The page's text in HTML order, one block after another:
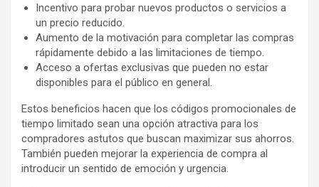
Incentivo para probar nuevos productos o servicios a
un precio reducido.
Aumento de la motivación para completar las compras
rápidamente debido a las limitaciones de tiempo.
Acceso a ofertas exclusivas que pueden no estar
disponibles para el público en general.
Estos beneficios hacen que los códigos promocionales de
tiempo limitado sean una opción atractiva para los
compradores astutos que buscan maximizar sus ahorros.
También pueden mejorar la experiencia de compra al
introducir un sentido de emoción y urgencia.